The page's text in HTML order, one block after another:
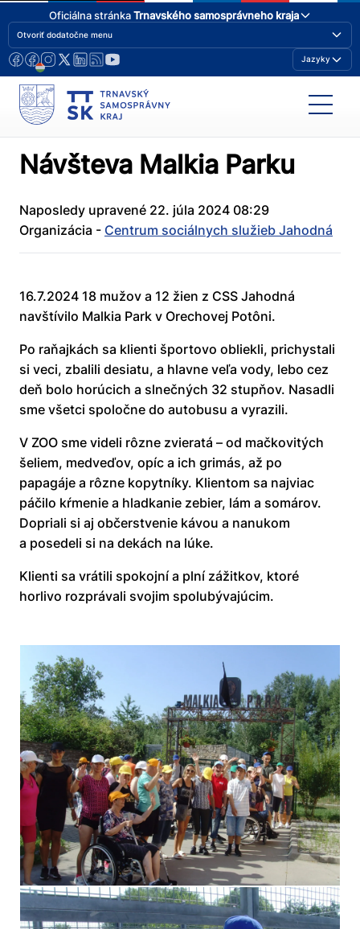
Oficiálna stránkaTrnavského samosprávneho kraja
Otvoriť dodatočne menu
Jazyky
Návšteva Malkia Parku
Naposledy upravené 22. júla 2024 08:29
Organizácia - Centrum sociálnych služieb Jahodná
16.7.2024 18 mužov a 12 žien z CSS Jahodná
navštívilo Malkia Park v Orechovej Potôni.
Po raňajkách sa klienti športovo obliekli, prichystali
si veci, zbalili desiatu, a hlavne veľa vody, lebo cez
deň bolo horúcich a slnečných 32 stupňov. Nasadli
sme všetci spoločne do autobusu a vyrazili.
V ZOO sme videli rôzne zvieratá – od mačkovitých
šeliem, medveďov, opíc a ich grimás, až po
papagáje a rôzne kopytníky. Klientom sa najviac
páčilo kŕmenie a hladkanie zebier, lám a somárov.
Dopriali si aj občerstvenie kávou a nanukom
a posedeli si na dekách na lúke.
Klienti sa vrátili spokojní a plní zážitkov, ktoré
horlivo rozprávali svojim spolubývajúcim.